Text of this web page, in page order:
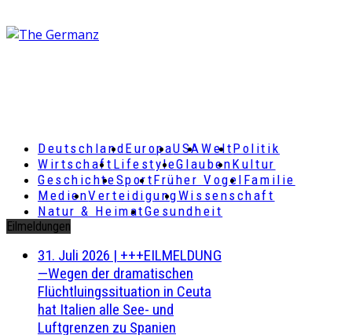
DeutschlandEuropaUSAWeltPolitik
Wirtschaft LifestyleGlaubenKultur
GeschichteSportFrüher Vogel Familie
MedienVerteidigungWissenschaft
Natur & HeimatGesundheit
Eilmeldungen
31. Juli 2026 | +++EILMELDUNG
—Wegen der dramatischen
Flüchtluingssituation in Ceuta
hat Italien alle See- und
Luftgrenzen zu Spanien